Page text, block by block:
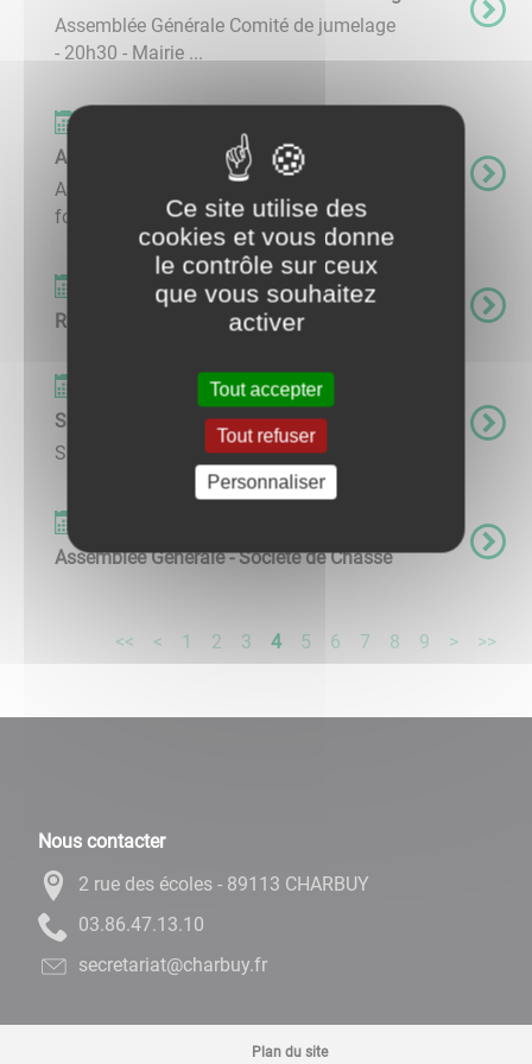
Assemblée Générale Comité de jumelage
- 20h30 - Mairie ...
Assemblée Générale - Charbuy Loisirs
Assemblée Générale Charbuy Loisirs - 19h30-
foyer communal ...
Événements
Randonnée du 1er mai
Salon du griffon vendéen
Salon du Griffon Vendéen ...
Assemblée Générale - Société de Chasse
<< < 1 2 3 4 5 6 7 8 9 > >>
Nous contacter
2 rue des écoles - 89113 CHARBUY
01.31.74.68.30
rf.yubrahc@tairaterces
Plan du site
Ce site utilise des
cookies et vous donne
le contrôle sur ceux
que vous souhaitez
activer
Tout accepter
Tout refuser
Personnaliser